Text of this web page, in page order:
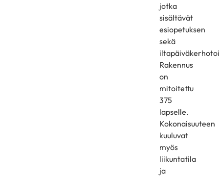
jotka
sisältävät
esiopetuksen
sekä
Rakennus
on
mitoitettu
375
lapselle.
Kokonaisuuteen
kuuluvat
myös
liikuntatila
ja